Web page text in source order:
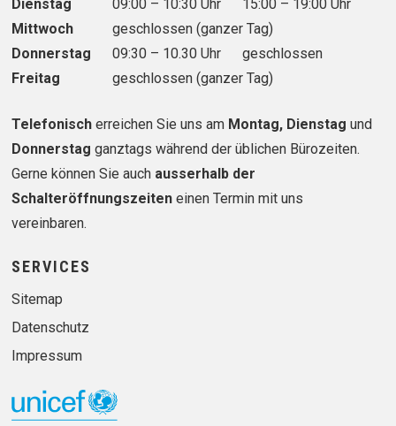
Dienstag
09:00 – 10:30 Uhr
15:00 – 19:00 Uhr
Mittwoch
geschlossen (ganzer Tag)
Donnerstag
09:30 – 10.30 Uhr
geschlossen
Freitag
geschlossen (ganzer Tag)
Telefonischerreichen Sie uns am Montag, Dienstagund
Donnerstag ganztags während der üblichen Bürozeiten.
Gerne können Sie auch ausserhalb der
Schalteröffnungszeiten einen Termin mit uns
vereinbaren.
SERVICES
Sitemap
Datenschutz
Impressum